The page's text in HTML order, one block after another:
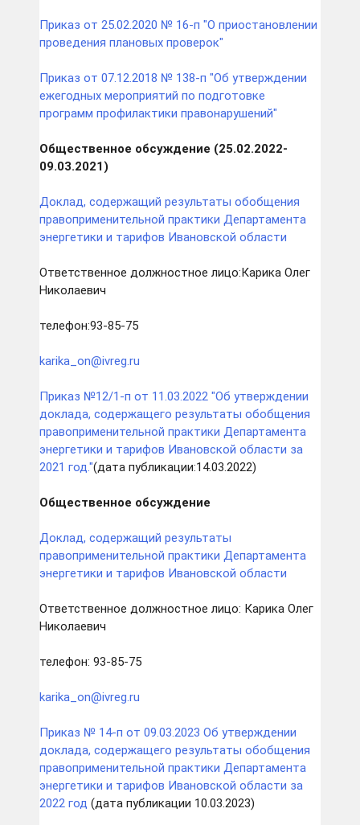
Приказ от 25.02.2020 № 16-п "О приостановлении
проведения плановых проверок"
Приказ от 07.12.2018 № 138-п "Об утверждении
ежегодных мероприятий по подготовке
программ профилактики правонарушений"
Общественное обсуждение (25.02.2022-
09.03.2021)
Доклад, содержащий результаты обобщения
правоприменительной практики Департамента
энергетики и тарифов Ивановской области
Ответственное должностное лицо:Карика Олег
Николаевич
телефон:93-85-75
karika_on@ivreg.ru
Приказ №12/1-п от 11.03.2022 "Об утверждении
доклада, содержащего результаты обобщения
правоприменительной практики Департамента
энергетики и тарифов Ивановской области за
2021 год."(дата публикации:14.03.2022)
Общественное обсуждение
Доклад, содержащий результаты
правоприменительной практики Департамента
энергетики и тарифов Ивановской области
Ответственное должностное лицо: Карика Олег
Николаевич
телефон: 93-85-75
karika_on@ivreg.ru
Приказ № 14-п от 09.03.2023 Об утверждении
доклада, содержащего результаты обобщения
правоприменительной практики Департамента
энергетики и тарифов Ивановской области за
2022 год (дата публикации 10.03.2023)